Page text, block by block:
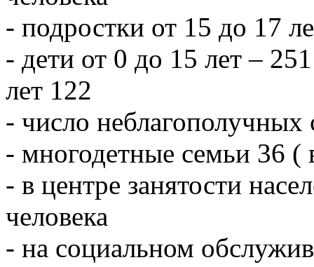
- подростки от 15 до 17
- дети от 0 до 15 лет –
лет 122
- число
- многодетные семьи 36 (
- в центре занятости
человека
- на социальном